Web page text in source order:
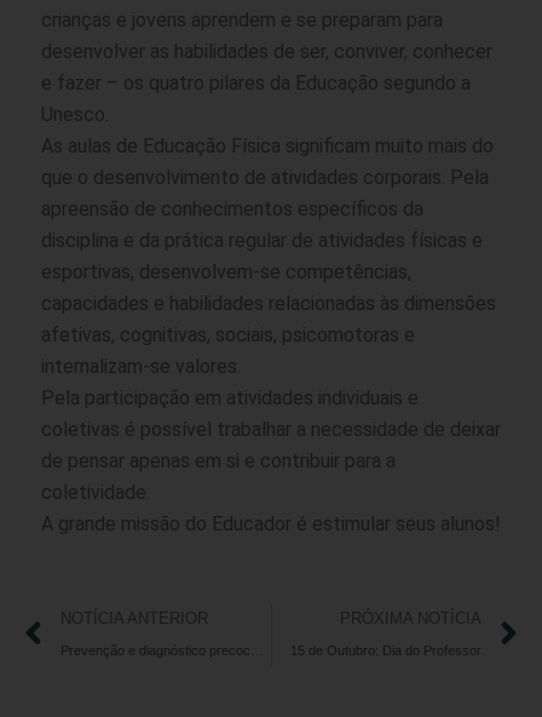
crianças e jovens aprendem e se preparam para
desenvolver as habilidades de ser, conviver, conhecer
e fazer – os quatro pilares da Educação segundo a
Unesco.
As aulas de Educação Física significam muito mais do
que o desenvolvimento de atividades corporais. Pela
apreensão de conhecimentos específicos da
disciplina e da prática regular de atividades físicas e
esportivas, desenvolvem-se competências,
capacidades e habilidades relacionadas às dimensões
afetivas, cognitivas, sociais, psicomotoras e
internalizam-se valores.
Pela participação em atividades individuais e
coletivas é possível trabalhar a necessidade de deixar
de pensar apenas em si e contribuir para a
coletividade.
A grande missão do Educador é estimular seus alunos!
NOTÍCIA ANTERIOR PRÓXIMA NOTÍCIA
15 de Outubro: Dia do Professor